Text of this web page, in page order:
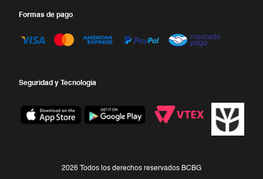
Formas de pago
Seguridad y Tecnologia
2026 Todos los derechos reservados BCBG